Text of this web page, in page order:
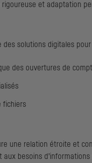
rigoureuse et adaptation
des solutions digitales
des ouvertures de
fichiers
une relation étroite et
besoins